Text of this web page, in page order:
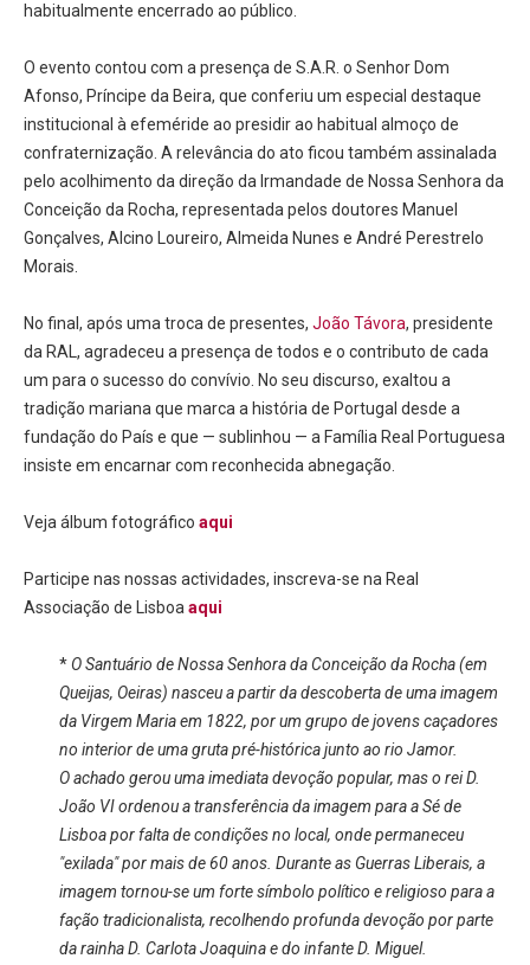
habitualmente encerrado ao público.
O evento contou com a presença de S.A.R. o Senhor Dom
Afonso, Príncipe da Beira, que conferiu um especial destaque
institucional à efeméride ao presidir ao habitual almoço de
confraternização. A relevância do ato ficou também assinalada
pelo acolhimento da direção da Irmandade de Nossa Senhora da
Conceição da Rocha, representada pelos doutores Manuel
Gonçalves, Alcino Loureiro, Almeida Nunes e André Perestrelo
Morais.
No final, após uma troca de presentes, João Távora, presidente
da RAL, agradeceu a presença de todos e o contributo de cada
um para o sucesso do convívio. No seu discurso, exaltou a
tradição mariana que marca a história de Portugal desde a
fundação do País e que — sublinhou — a Família Real Portuguesa
insiste em encarnar com reconhecida abnegação.
Veja álbum fotográfico aqui
Participe nas nossas actividades, inscreva-se na Real
Associação de Lisboa aqui
* O Santuário de Nossa Senhora da Conceição da Rocha (em
Queijas, Oeiras) nasceu a partir da descoberta de uma imagem
da Virgem Maria em 1822, por um grupo de jovens caçadores
no interior de uma gruta pré-histórica junto ao rio Jamor.
O achado gerou uma imediata devoção popular, mas o rei D.
João VI ordenou a transferência da imagem para a Sé de
Lisboa por falta de condições no local, onde permaneceu
"exilada" por mais de 60 anos. Durante as Guerras Liberais, a
imagem tornou-se um forte símbolo político e religioso para a
fação tradicionalista, recolhendo profunda devoção por parte
da rainha D. Carlota Joaquina e do infante D. Miguel.